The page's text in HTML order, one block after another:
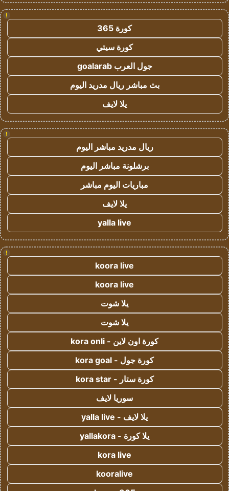
!
كورة 365
كورة سيتي
جول العرب goalarab
بث مباشر ريال مدريد اليوم
يلا لايف
!
ريال مدريد مباشر اليوم
برشلونة مباشر اليوم
مباريات اليوم مباشر
يلا لايف
yalla live
!
koora live
koora live
يلا شوت
يلا شوت
كورة اون لاين - kora onli
كورة جول - kora goal
كورة ستار - kora star
سوريا لايف
يلا لايف - yalla live
يلا كورة - yallakora
kora live
kooralive